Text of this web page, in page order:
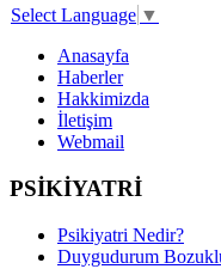
Select Language ▼
Anasayfa
Haberler
Hakkimizda
İletişim
Webmail
PSİKİYATRİ
Psikiyatri Nedir?
Duygudurum